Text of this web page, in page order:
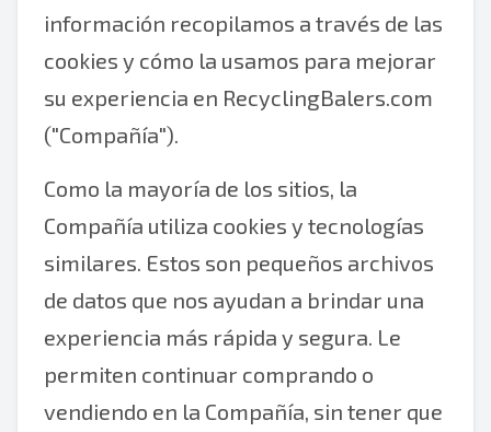
información recopilamos a través de las
cookies y cómo la usamos para mejorar
su experiencia en RecyclingBalers.com
("Compañía").
Como la mayoría de los sitios, la
Compañía utiliza cookies y tecnologías
similares. Estos son pequeños archivos
de datos que nos ayudan a brindar una
experiencia más rápida y segura. Le
permiten continuar comprando o
vendiendo en la Compañía, sin tener que